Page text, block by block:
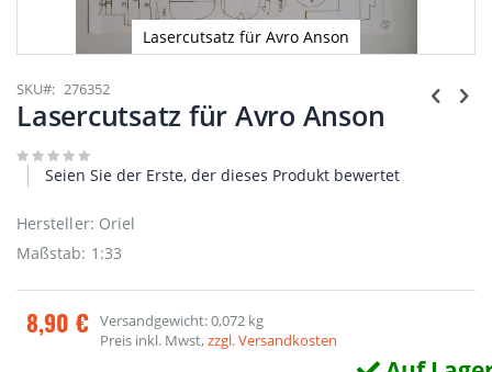
Lasercutsatz für Avro Anson
Anfang
der
Bildgalerie
SKU 276352
Lasercutsatz für Avro Anson
Seien Sie der Erste, der dieses Produkt bewertet
Hersteller: Oriel
Maßstab: 1:33
8,90 € Versandgewicht: 0,072 kg
Preis inkl. Mwst,zzgl. Versandkosten